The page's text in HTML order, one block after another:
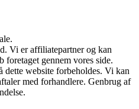
Vi er affiliatepartner og kan
gennem vores side.
website forbeholdes. Vi kan
med forhandlere. Genbrug af